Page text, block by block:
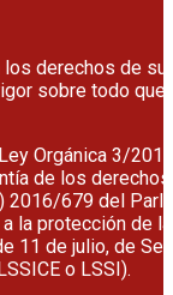
derechos de
sobre todo
Orgánica 3/
de los
2016/679 del
la protección de
11 de julio, de
o LSSI).